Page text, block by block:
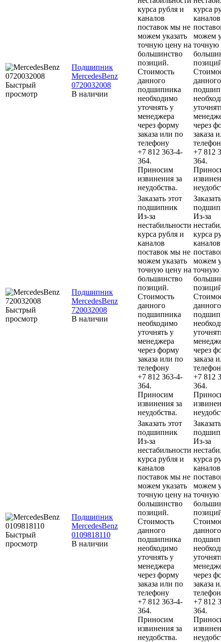
Быстрый
просмотр
Подшипник
MercedesBenz
0720032008
В наличии
курса рубля и
каналов
поставок мы не
можем указать
точную цену на
большинство
позиций.
Стоимость
данного
подшипника
необходимо
уточнять у
менеджера
через форму
заказа или по
телефону
+7 812 363-4-
364.
Приносим
извинения за
неудобства.
курса
каналов
можем
точную
данного
через
заказа
+7 812
364.
Быстрый
просмотр
Подшипник
MercedesBenz
720032008
В наличии
Заказать этот
подшипник
Из-за
нестабильности
курса рубля и
каналов
поставок мы не
можем указать
точную цену на
большинство
позиций.
Стоимость
данного
подшипника
необходимо
уточнять у
менеджера
через форму
заказа или по
телефону
+7 812 363-4-
364.
Приносим
извинения за
неудобства.
Из-за
курса
каналов
можем
точную
данного
через
заказа
+7 812
364.
Быстрый
просмотр
Подшипник
MercedesBenz
0109818110
В наличии
Заказать этот
подшипник
Из-за
нестабильности
курса рубля и
каналов
поставок мы не
можем указать
точную цену на
большинство
позиций.
Стоимость
данного
подшипника
необходимо
уточнять у
менеджера
через форму
заказа или по
телефону
+7 812 363-4-
364.
Приносим
извинения за
неудобства.
Из-за
курса
каналов
можем
точную
данного
через
заказа
+7 812
364.